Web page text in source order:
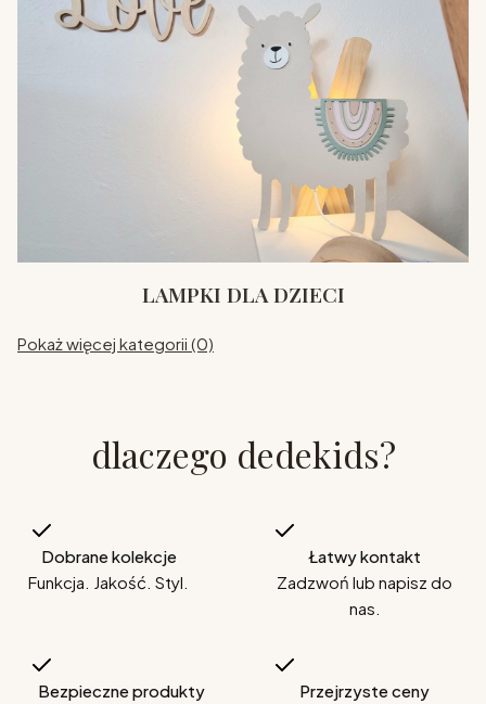
LAMPKI DLA DZIECI
Pokaż więcej kategorii (0)
dlaczego dedekids?
Dobrane kolekcje
Funkcja. Jakość. Styl.
Łatwy kontakt
Zadzwoń lub napisz do
nas.
Bezpieczne produkty
Przejrzyste ceny